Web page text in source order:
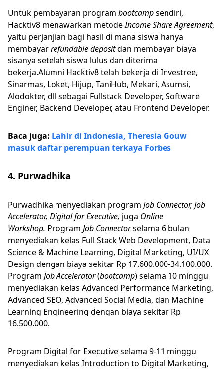
Untuk pembayaran program bootcampsendiri,
Hacktiv8 menawarkan metodeIncome Share Agreement,
yaitu perjanjian bagi hasil di mana siswa hanya
membayarrefundable depositdan membayar biaya
sisanya setelah siswa lulus dan diterima
bekerja.Alumni Hacktiv8 telah bekerja di Investree,
Sinarmas, Loket, Hijup, TaniHub, Mekari, Asumsi,
Alodokter, dll sebagai Fullstack Developer, Software
Enginer, Backend Developer, atau Frontend Developer.
Baca juga: Lahir di Indonesia, Theresia Gouw
masuk daftar perempuan terkaya Forbes
4. Purwadhika
Purwadhika menyediakan program Job Connector, Job
Accelerator, Digital for Executive, juga Online
Workshop. Program Job Connectorselama 6 bulan
menyediakan kelas Full Stack Web Development, Data
Science & Machine Learning, Digital Marketing, UI/UX
Design dengan biaya sekitar Rp 17.600.000-34.100.000.
Program Job Accelerator(bootcamp) selama 10 minggu
menyediakan kelas Advanced Performance Marketing,
Advanced SEO, Advanced Social Media, dan Machine
Learning Engineering dengan biaya sekitar Rp
16.500.000.
Program Digital for Executive selama 9-11 minggu
menyediakan kelas Introduction to Digital Marketing,